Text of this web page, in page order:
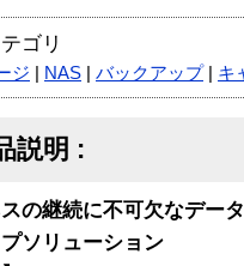
ゴリ
ジ NAS バックアップ| キ
説明 :
の継続に不可欠なデー
ソリューション